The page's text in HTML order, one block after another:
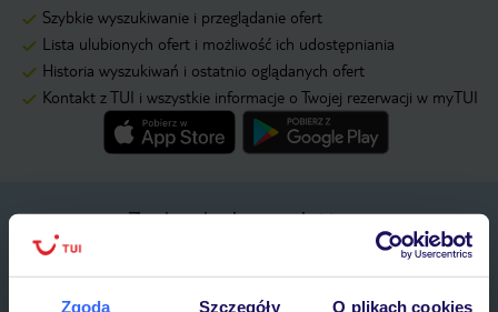
Zgoda Szczegóły O plikach cookies
Szybkie wyszukiwanie i przeglądanie ofert
Lista ulubionych ofert i możliwość ich udostępniania
Historia wyszukiwań i ostatnio oglądanych ofert
Kontakt z TUI i wszystkie informacje o Twojej rezerwacji w myTUI
Zapisz się do newslettera
IMIĘ*